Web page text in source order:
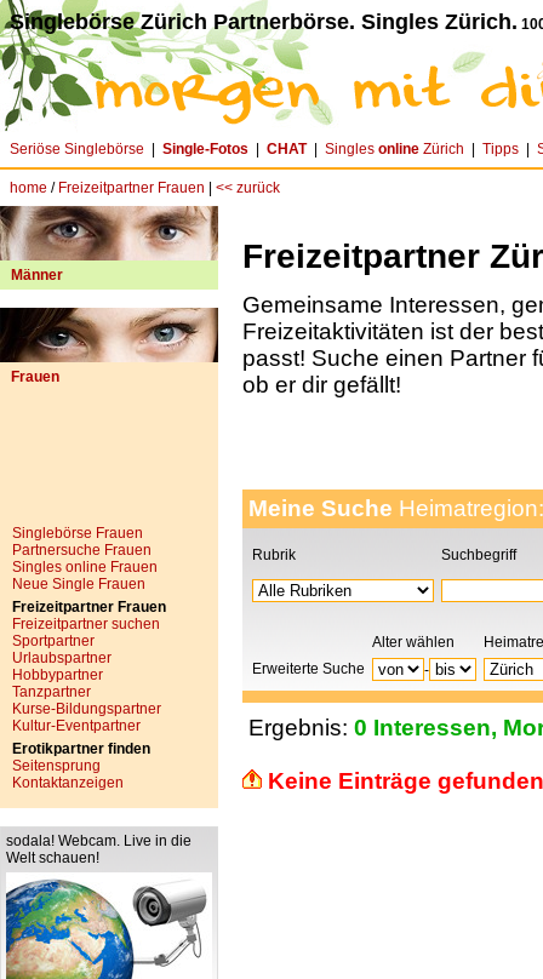
Singlebörse Zürich Partnerbörse. Singles Zürich.
Seriöse Singlebörse Single-Fotos CHAT| Singles online Zürich Tipps
home / Freizeitpartner Frauen << zurück
Männer
Frauen
Singlebörse Frauen
Partnersuche Frauen
Singles online Frauen
Neue Single Frauen
Freizeitpartner Frauen
Freizeitpartner suchen
Sportpartner
Urlaubspartner
Hobbypartner
Tanzpartner
Kurse-Bildungspartner
Kultur-Eventpartner
Erotikpartner finden
Seitensprung
Kontaktanzeigen
sodala! Webcam. Live in die
Welt schauen!
Freizeitpartner
Gemeinsame Interessen,
Freizeitaktivitäten ist der
passt! Suche einen Partner
ob er dir gefällt!
Meine Suche
Rubrik Suchbegriff
Alter wählen
Erweiterte Suche
-
Ergebnis: 0 Interessen,
Keine Einträge